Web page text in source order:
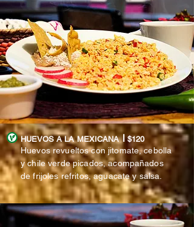
HUEVOS A LA MEXICANAl$120
Huevos revueltos con jitomate, cebolla
y chile verde picados, acompañados
de frijoles refritos, aguacate y salsa.